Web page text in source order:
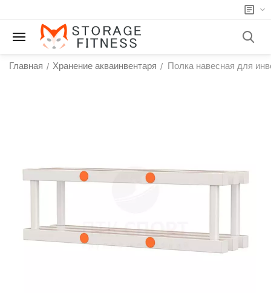
Главная / Хранение акваинвентаря / Полка навесная для